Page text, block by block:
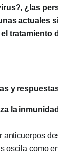
¿las
actuales
tratamiento
y
la
anticuerpos
oscila como